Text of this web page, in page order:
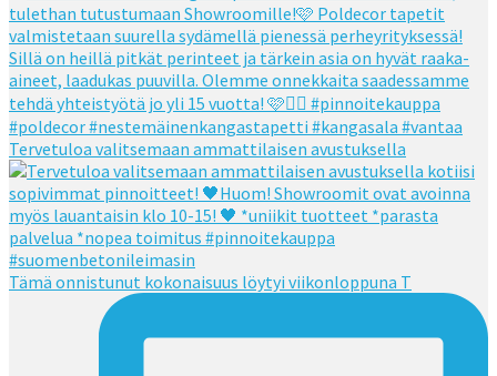
Tervetuloa valitsemaan ammattilaisen avustuksella
Tämä onnistunut kokonaisuus löytyi viikonloppuna T